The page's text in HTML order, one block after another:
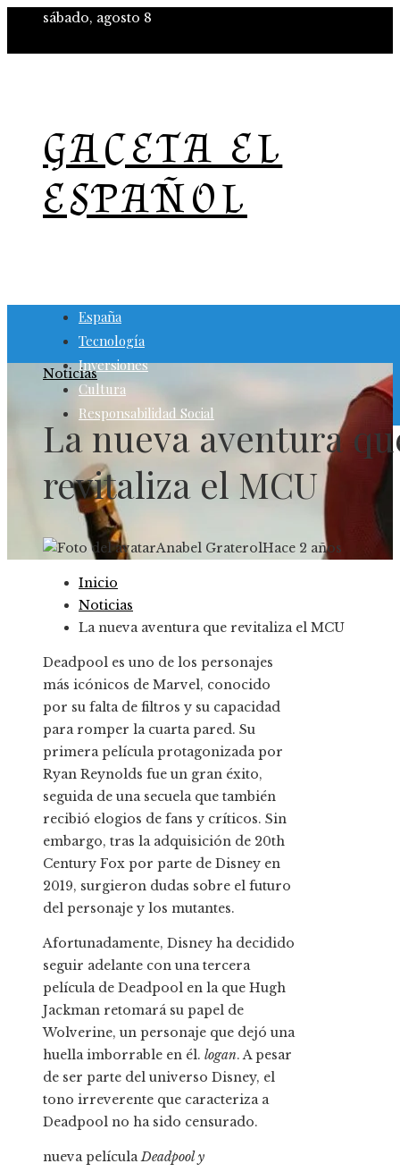
sábado, agosto 8
GACETA EL
ESPAÑOL
España
Tecnología
Inversiones
Cultura
Responsabilidad Social
Noticias
La nueva aventura
revitaliza el MCU
Anabel GraterolHace 2 años
Inicio
Noticias
La nueva aventura que revitaliza el MCU
Deadpool es uno de los personajes
más icónicos de Marvel, conocido
por su falta de filtros y su capacidad
para romper la cuarta pared. Su
primera película protagonizada por
Ryan Reynolds fue un gran éxito,
seguida de una secuela que también
recibió elogios de fans y críticos. Sin
embargo, tras la adquisición de 20th
Century Fox por parte de Disney en
2019, surgieron dudas sobre el futuro
del personaje y los mutantes.
Afortunadamente, Disney ha decidido
seguir adelante con una tercera
película de Deadpool en la que Hugh
Jackman retomará su papel de
Wolverine, un personaje que dejó una
huella imborrable en él. logan. A pesar
de ser parte del universo Disney, el
tono irreverente que caracteriza a
Deadpool no ha sido censurado.
nueva películaDeadpool y